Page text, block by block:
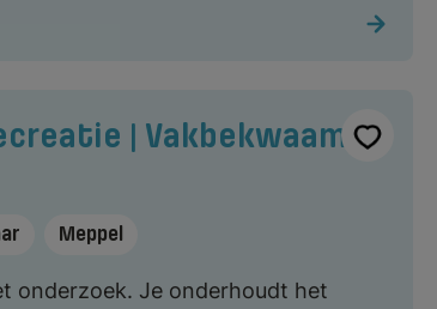
| Vakbekwaam
Meppel
onderzoek. Je onderhoudt het